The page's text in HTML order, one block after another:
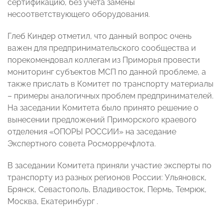
сертификацию, без учета замены
несоответствующего оборудования.
Глеб Киндер отметил, что данный вопрос очень
важен для предпринимательского сообщества и
порекомендовал коллегам из Приморья провести
мониторинг субъектов МСП по данной проблеме, а
также прислать в Комитет по транспорту материалы
– примеры аналогичных проблем предпринимателей.
На заседании Комитета было принято решение о
вынесении предложений Приморского краевого
отделения «ОПОРЫ РОССИИ» на заседание
Экспертного совета Росморречфлота.
В заседании Комитета приняли участие эксперты по
транспорту из разных регионов России: Ульяновск,
Брянск, Севастополь, Владивосток, Пермь, Темрюк,
Москва, Екатеринбург .